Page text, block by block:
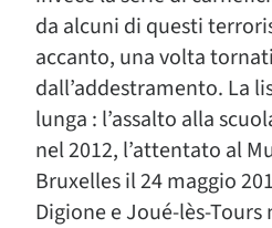
da alcuni di questi
accanto, una volta tornati
dall’addestramento. La
lunga : l’assalto alla
nel 2012, l’attentato al
Bruxelles il 24 maggio
Digione e Joué-lès-